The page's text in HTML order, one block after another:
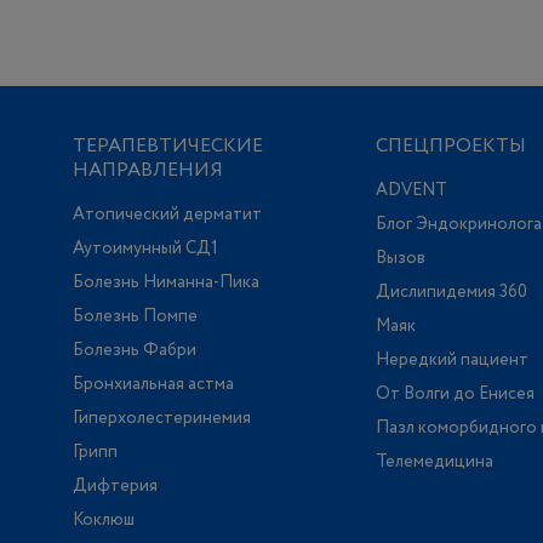
ТЕРАПЕВТИЧЕСКИЕ
НАПРАВЛЕНИЯ
Атопический дерматит
Аутоимунный СД1
Болезнь Ниманна-Пика
Болезнь Помпе
Болезнь Фабри
Бронхиальная астма
Гиперхолестеринемия
Грипп
Дифтерия
Коклюш
СПЕЦПРОЕКТЫ
ADVENT
Блог Эндокринолога
Вызов
Дислипидемия 360
Маяк
Нередкий пациент
От Волги до Енисея
Пазл коморбидного
Телемедицина